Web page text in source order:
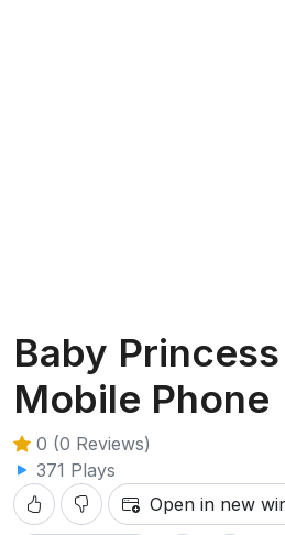
Baby
Mobile Phone
0 (0 Reviews)
371 Plays
Open in new